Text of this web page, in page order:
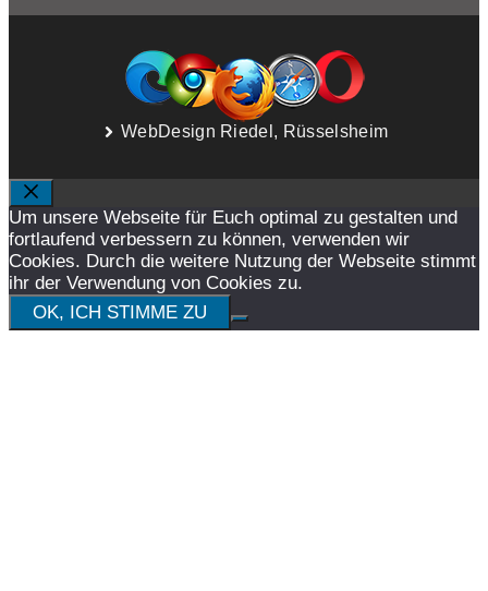
WebDesign Riedel, Rüsselsheim
SCHLIESSEN
Um unsere Webseite für Euch optimal zu gestalten und
fortlaufend verbessern zu können, verwenden wir
Cookies. Durch die weitere Nutzung der Webseite stimmt
ihr der Verwendung von Cookies zu.
OK, ICH STIMME ZU